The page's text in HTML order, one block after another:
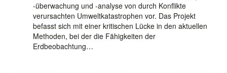
-überwachung und -analyse von durch Konflikte
verursachten Umweltkatastrophen vor. Das Projekt
befasst sich mit einer kritischen Lücke in den aktuellen
Methoden, bei der die Fähigkeiten der
Erdbeobachtung…